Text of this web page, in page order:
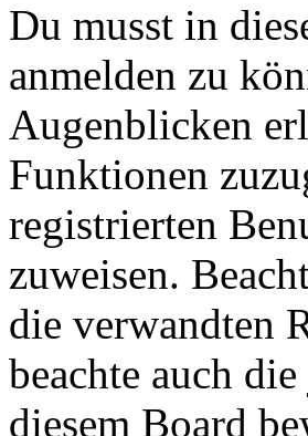
Du musst in
anmelden zu
Augenblicken
Funktionen
registrierten
zuweisen.
die verwandten
beachte auch
diesem Board